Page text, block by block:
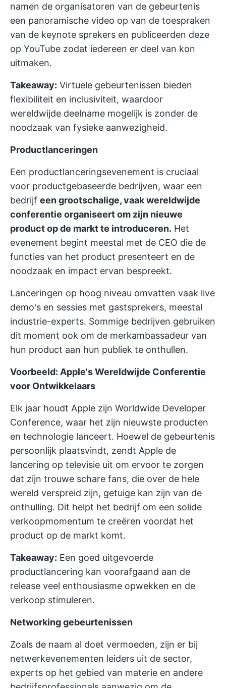
namen de organisatoren van de gebeurtenis
een panoramische video op van de toespraken
van de keynote sprekers en publiceerden deze
op YouTube zodat iedereen er deel van kon
uitmaken.
Takeaway: Virtuele gebeurtenissen bieden
flexibiliteit en inclusiviteit, waardoor
wereldwijde deelname mogelijk is zonder de
noodzaak van fysieke aanwezigheid.
Productlanceringen
Een productlanceringsevenement is cruciaal
voor productgebaseerde bedrijven, waar een
bedrijf een grootschalige, vaak wereldwijde
conferentie organiseert om zijn nieuwe
product op de markt te introduceren. Het
evenement begint meestal met de CEO die de
functies van het product presenteert en de
noodzaak en impact ervan bespreekt.
Lanceringen op hoog niveau omvatten vaak live
demo's en sessies met gastsprekers, meestal
industrie-experts. Sommige bedrijven gebruiken
dit moment ook om de merkambassadeur van
hun product aan hun publiek te onthullen.
Voorbeeld: Apple's Wereldwijde Conferentie
voor Ontwikkelaars
Elk jaar houdt Apple zijn Worldwide Developer
Conference, waar het zijn nieuwste producten
en technologie lanceert. Hoewel de gebeurtenis
persoonlijk plaatsvindt, zendt Apple de
lancering op televisie uit om ervoor te zorgen
dat zijn trouwe schare fans, die over de hele
wereld verspreid zijn, getuige kan zijn van de
onthulling. Dit helpt het bedrijf om een solide
verkoopmomentum te creëren voordat het
product op de markt komt.
Takeaway: Een goed uitgevoerde
productlancering kan voorafgaand aan de
release veel enthousiasme opwekken en de
verkoop stimuleren.
Networking gebeurtenissen
Zoals de naam al doet vermoeden, zijn er bij
netwerkevenementen leiders uit de sector,
experts op het gebied van materie en andere